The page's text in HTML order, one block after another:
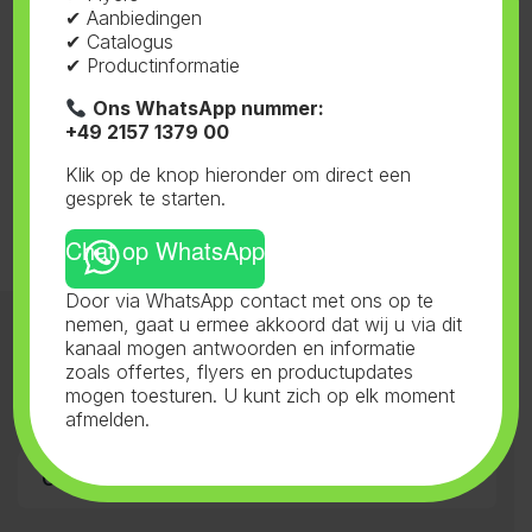
Categorieën 1
Categorieën 2
Contact
✔ Aanbiedingen
✔ Catalogus
✔ Productinformatie
Ons WhatsApp nummer:
+49 2157 1379 00
Klik op de knop hieronder om direct een
gesprek te starten.
Chat op WhatsApp
Door via WhatsApp contact met ons op te
nemen, gaat u ermee akkoord dat wij u via dit
kanaal mogen antwoorden en informatie
zoals offertes, flyers en productupdates
mogen toesturen. U kunt zich op elk moment
afmelden.